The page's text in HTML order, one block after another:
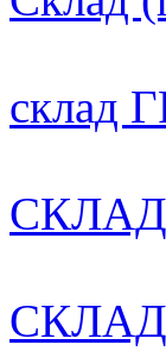
склад